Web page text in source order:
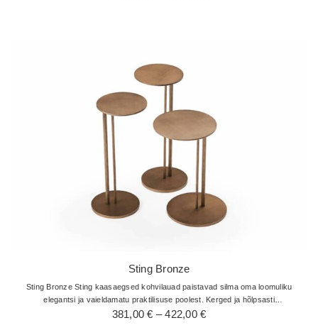
Sting Bronze
Sting Bronze Sting kaasaegsed kohvilauad paistavad silma oma loomuliku
elegantsi ja vaieldamatu praktilisuse poolest. Kerged ja hõlpsasti
käsitsetavad ning on uskumatult kasulikud ja multifunktsionaalsed…
381,00€ – 422,00€Hinnavahemik: